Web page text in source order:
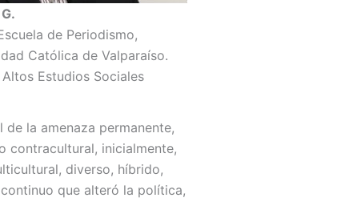
de Periodismo,
Católica de Valparaíso.
Estudios Sociales
la amenaza permanente,
contracultural, inicialmente,
diverso, híbrido,
que alteró la política,